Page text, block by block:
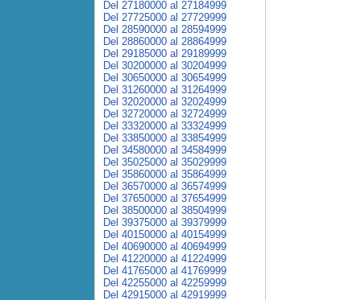
Del 27180000 al 27184999
Del 27725000 al 27729999
Del 28590000 al 28594999
Del 28860000 al 28864999
Del 29185000 al 29189999
Del 30200000 al 30204999
Del 30650000 al 30654999
Del 31260000 al 31264999
Del 32020000 al 32024999
Del 32720000 al 32724999
Del 33320000 al 33324999
Del 33850000 al 33854999
Del 34580000 al 34584999
Del 35025000 al 35029999
Del 35860000 al 35864999
Del 36570000 al 36574999
Del 37650000 al 37654999
Del 38500000 al 38504999
Del 39375000 al 39379999
Del 40150000 al 40154999
Del 40690000 al 40694999
Del 41220000 al 41224999
Del 41765000 al 41769999
Del 42255000 al 42259999
Del 42915000 al 42919999